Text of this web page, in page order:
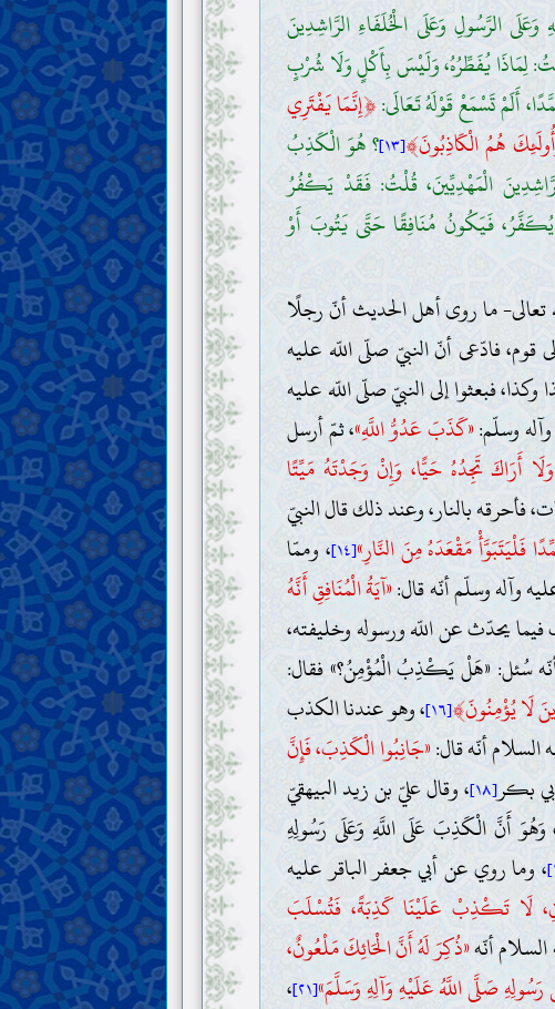
الرَّسُولِ وَعَلَى الْخُلَفَاءِ الرَّاشِدِينَ
لِمَاذَا يُفَطِّرُهُ، وَلَيْسَ بِأَكْلٍ وَلَا شُرْبٍ
أَلَمْ تَسْمَعْ قَوْلَهُ تَعَالَى:﴿إِنَّمَا يَفْتَرِي
هُمُ الْكَاذِبُونَ﴾[١٣]
؟ هُوَ الْكَذِبُ
الْمَهْدِيِّينَ، قُلْتُ: فَقَدْ يَكْفُرُ
فَيَكُونُ مُنَافِقًا حَتَّى يَتُوبَ أَوْ
تعالى- ما روى أهل الحديث أنّ رجلًا
قوم، فادّعى أنّ النبيّ صلّى اللّه عليه
فبعثوا إلى النبيّ صلّى اللّه عليه
وسلّم:«كَذَبَ عَدُوُّ اللَّهِ»، ثمّ أرسل
أَرَاكَ تَجِدُهُ حَيًّا، وَإِنْ وَجَدْتَهُ مَيِّتًا
فأحرقه بالنار، وعند ذلك قال النبيّ
فَلْيَتَبَوَّأْ مَقْعَدَهُ مِنَ النَّارِ»[١٤]
، وممّا
وآله وسلّم أنّه قال:«آيَةُ الْمُنَافِقِ أَنَّهُ
يحدّث عن اللّه ورسوله وخليفته،
سُئل: «هَلْ يَكْذِبُ الْمُؤْمِنُ؟» فقال:
لَا يُؤْمِنُونَ﴾[١٦]
، وهو عندنا الكذب
السلام أنّه قال:«جَانِبُوا الْكَذِبَ، فَإِنَّ
بكر[١٨]
، وقال عليّ بن زيد البيهقيّ
وَهُوَ أَنَّ الْكَذِبَ عَلَى اللَّهِ وَعَلَى رَسُولِهِ
، وما روي عن أبي جعفر الباقر عليه
لَا تَكْذِبْ عَلَيْنَا كَذِبَةً، فَتُسْلَبَ
أنّه«ذُكِرَ لَهُ أَنَّ الْحَائِكَ مَلْعُونٌ،
صَلَّى اللَّهُ عَلَيْهِ وَآلِهِ وَسَلَّمَ»[٢١] ،